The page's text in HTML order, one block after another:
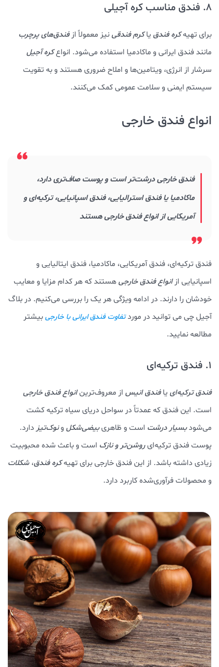
8. فندق مناسب کره آجیلی
برای تهیهکره فندق یاکرم فندقینیز معمولاً ازفندق‌های پرچرب
مانند فندق ایرانی و ماکادمیا استفاده می‌شود. انواعکره آجیل
سرشار از انرژی، ویتامین‌ها و املاح ضروری هستند و به تقویت
سیستم ایمنی و سلامت عمومی کمک می‌کنند.
انواع فندق خارجی
فندق خارجی درشت‌تر است و پوست صاف‌تری دارد،
ماکادمیا یا فندق استرالیایی، فندق اسپانیایی، ترکیه‌ای و
آمریکایی از انواع فندق خارجی هستند
فندق ترکیه‌ای، فندق آمریکایی، ماکادمیا، فندق ایتالیایی و
اسپانیایی از انواع فندق خارجیهستند که هر کدام مزایا و معایب
خودشان را دارند. در ادامه ویژگی هر یک را بررسی می‌کنیم. در بلاگ
آجیل چی می توانید در موردتفاوت فندق ایرانی با خارجیبیشتر
مطالعه نمایید.
1. فندق ترکیه‌ای
فندق ترکیه‌ای یافندق انیس از معروف‌ترینانواع فندق خارجی
است. این فندق که عمدتاً در سواحل دریای سیاه ترکیه کشت
می‌شودبسیار درشت است و ظاهریبیضی‌شکل ونوک‌تیز دارد.
پوست فندق ترکیه‌ایروشن‌تر و نازک است و باعث شده محبوبیت
زیادی داشته باشد. از این فندق خارجی برای تهیهکره فندق، شکلات
و محصولات فرآوری‌شده کاربرد دارد.